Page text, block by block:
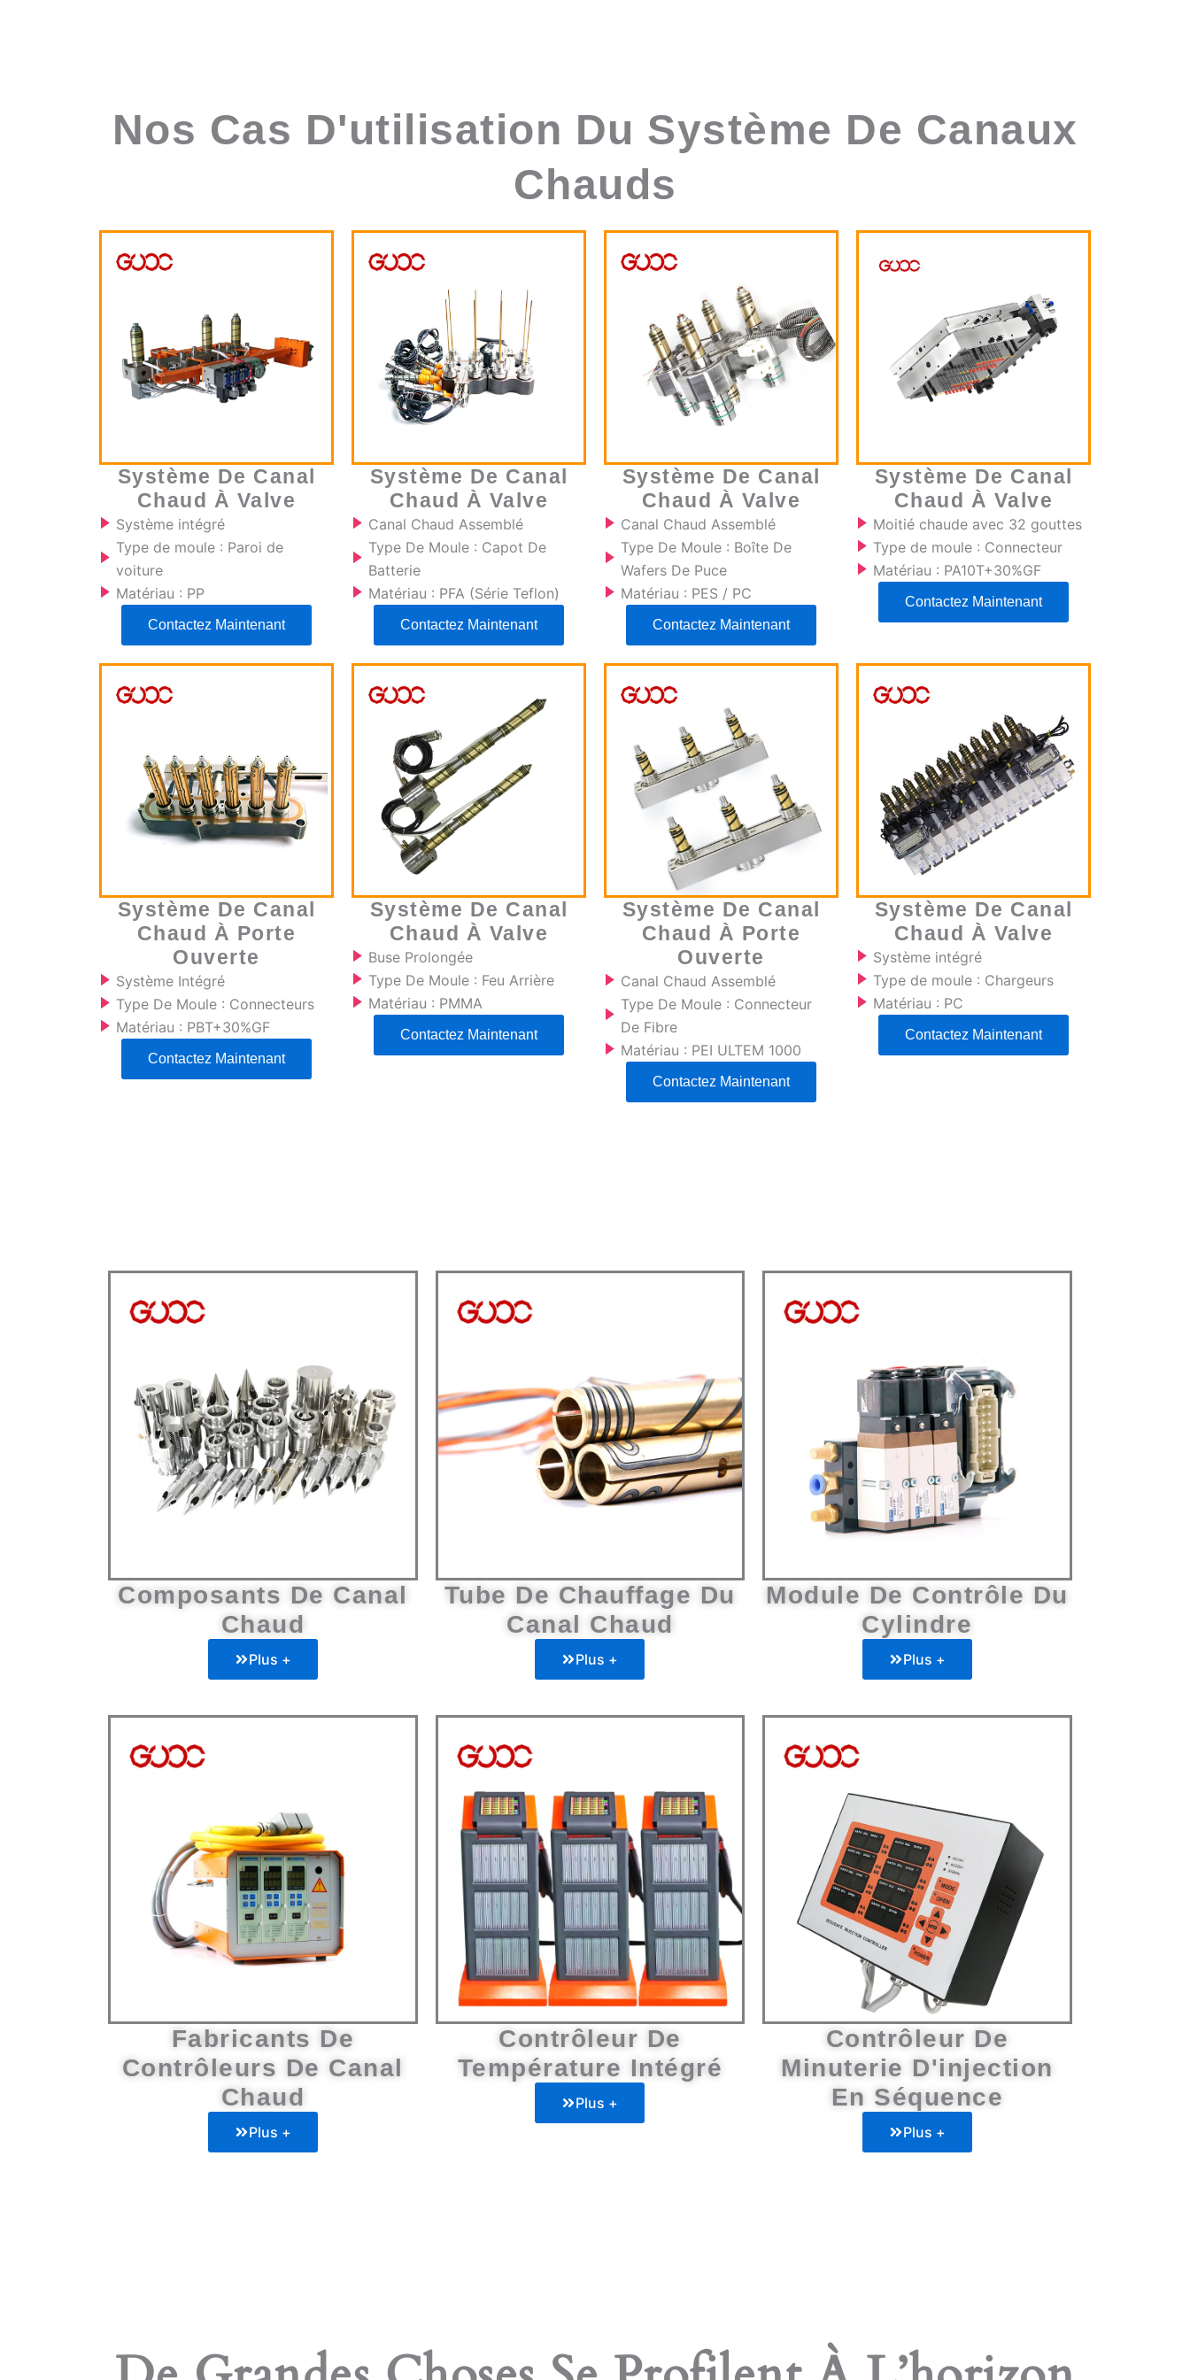
Nos Cas D'utilisation Du Système De Canaux
Chauds
Système De Canal
Chaud À Valve
Système intégré
Type de moule : Paroi de
voiture
Matériau : PP
Contactez Maintenant
Système De Canal
Chaud À Valve
Canal Chaud Assemblé
Type De Moule : Capot De
Batterie
Matériau : PFA (série Teflon)
Contactez Maintenant
Système De Canal
Chaud À Valve
Canal Chaud Assemblé
Type De Moule : Boîte De
Wafers De Puce
Matériau : PES / PC
Contactez Maintenant
Système De Canal
Chaud À Valve
Moitié chaude avec 32 gouttes
Type de moule : Connecteur
Matériau : PA10T+30%GF
Contactez Maintenant
Système De Canal
Chaud À Porte
Ouverte
Système Intégré
Type De Moule : Connecteurs
Matériau : PBT+30%GF
Contactez Maintenant
Système De Canal
Chaud À Valve
Buse Prolongée
Type De Moule : Feu Arrière
Matériau : PMMA
Contactez Maintenant
Système De Canal
Chaud À Porte
Ouverte
Canal Chaud Assemblé
Type De Moule : Connecteur
De Fibre
Matériau : PEI ULTEM 1000
Contactez Maintenant
Système De Canal
Chaud À Valve
Système intégré
Type de moule : Chargeurs
Matériau : PC
Contactez Maintenant
Composants De Canal
Chaud
Plus +
Tube De Chauffage Du
Canal Chaud
Plus +
Module De Contrôle Du
Cylindre
Plus +
Fabricants De
Contrôleurs De Canal
Chaud
Plus +
Contrôleur De
Température Intégré
Plus +
Contrôleur De
Minuterie D'injection
En Séquence
Plus +